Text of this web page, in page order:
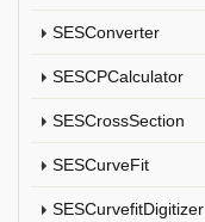
SESConverter
SESCPCalculator
SESCrossSection
SESCurveFit
SESCurvefitDigitizer